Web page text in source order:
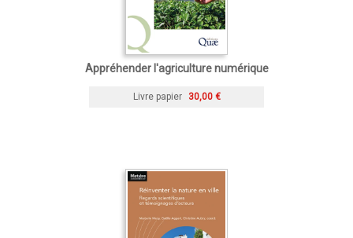
Appréhender l'agriculture numérique
Livre papier 30,00 €